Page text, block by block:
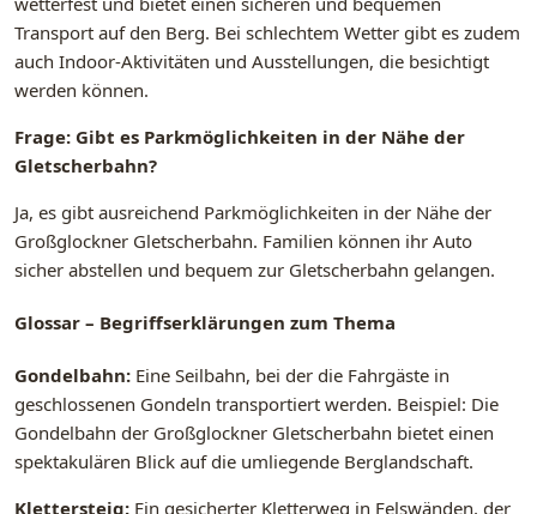
Transport auf den Berg. Bei schlechtem Wetter gibt es zudem
auch Indoor-Aktivitäten und Ausstellungen, die besichtigt
werden können.
Frage: Gibt es Parkmöglichkeiten in der Nähe der
Gletscherbahn?
Ja, es gibt ausreichend Parkmöglichkeiten in der Nähe der
Großglockner Gletscherbahn. Familien können ihr Auto
sicher abstellen und bequem zur Gletscherbahn gelangen.
Glossar – Begriffserklärungen zum Thema
Gondelbahn: Eine Seilbahn, bei der die Fahrgäste in
geschlossenen Gondeln transportiert werden. Beispiel: Die
Gondelbahn der Großglockner Gletscherbahn bietet einen
spektakulären Blick auf die umliegende Berglandschaft.
Klettersteig: Ein gesicherter Kletterweg in Felswänden, der